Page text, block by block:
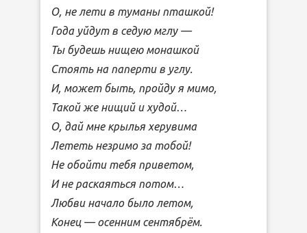
О, не лети в туманы пташкой!
Года уйдут в седую мглу —
Ты будешь нищею монашкой
Стоять на паперти в углу.
И, может быть, пройду я мимо,
Такой же нищий и худой…
О, дай мне крылья херувима
Лететь незримо за тобой!
Не обойти тебя приветом,
И не раскаяться потом…
Любви начало было летом,
Конец — осенним сентябрём.